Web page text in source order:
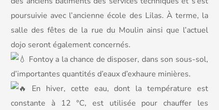
poursuivie avec l’ancienne école des Lilas. À terme, la
salle des fêtes de la rue du Moulin ainsi que l’actuel
dojo seront également concernés.
Fontoy a la chance de disposer, dans son sous-sol,
d’importantes quantités d’eaux d’exhaure minières.
En hiver, cette eau, dont la température est
constante à 12 °C, est utilisée pour chauffer les